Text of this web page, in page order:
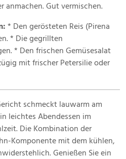
anmachen. Gut vermischen.
* Den gerösteten Reis (Pirena
* Die gegrillten
* Den frischen Gemüsesalat
mit frischer Petersilie oder
schmeckt lauwarm am
leichtes Abendessen im
Die Kombination der
Komponente mit dem kühlen,
Genießen Sie ein